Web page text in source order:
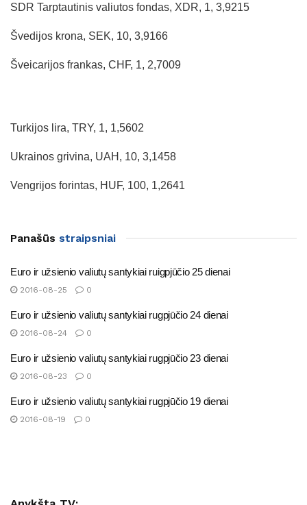
SDR Tarptautinis valiutos fondas, XDR, 1, 3,9215
Švedijos krona, SEK, 10, 3,9166
Šveicarijos frankas, CHF, 1, 2,7009
Turkijos lira, TRY, 1, 1,5602
Ukrainos grivina, UAH, 10, 3,1458
Vengrijos forintas, HUF, 100, 1,2641
Panašūs straipsniai
Euro ir užsienio valiutų santykiai ruigpjūčio 25 dienai
2016-08-25 0
Euro ir užsienio valiutų santykiai rugpjūčio 24 dienai
2016-08-24 0
Euro ir užsienio valiutų santykiai rugpjūčio 23 dienai
2016-08-23 0
Euro ir užsienio valiutų santykiai rugpjūčio 19 dienai
2016-08-19 0